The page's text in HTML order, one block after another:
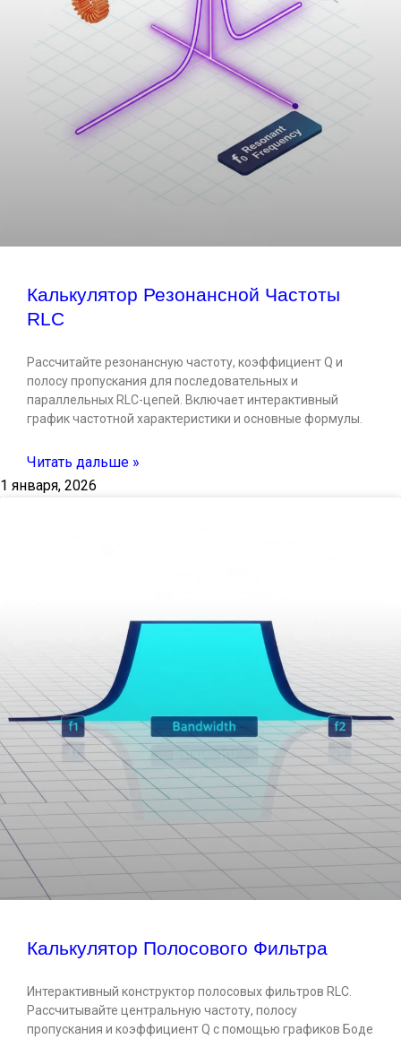
Калькулятор Резонансной Частоты
RLC
Рассчитайте резонансную частоту, коэффициент Q и
полосу пропускания для последовательных и
параллельных RLC-цепей. Включает интерактивный
график частотной характеристики и основные формулы.
Читать дальше »
1 января, 2026
Калькулятор Полосового Фильтра
Интерактивный конструктор полосовых фильтров RLC.
Рассчитывайте центральную частоту, полосу
пропускания и коэффициент Q с помощью графиков Боде